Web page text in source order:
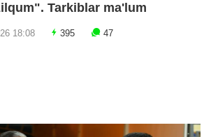
Tarkiblar ma'lum
18:08 395 47